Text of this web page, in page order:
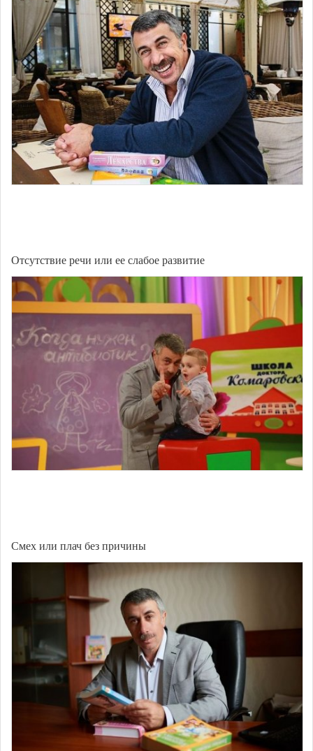
Отсутствие речи или ее слабое развитие
Смех или плач без причины